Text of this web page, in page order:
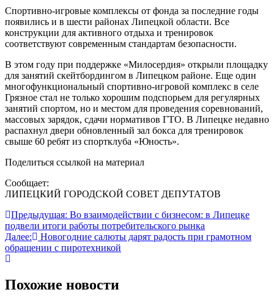
Спортивно-игровые комплексы от фонда за последние годы
появились и в шести районах Липецкой области. Все
конструкции для активного отдыха и тренировок
соответствуют современным стандартам безопасности.
В этом году при поддержке «Милосердия» открыли площадку
для занятий скейтбордингом в Липецком районе. Еще один
многофункциональный спортивно-игровой комплекс в cеле
Грязное стал не только хорошим подспорьем для регулярных
занятий спортом, но и местом для проведения соревнований,
массовых зарядок, сдачи нормативов ГТО. В Липецке недавно
распахнул двери обновленный зал бокса для тренировок
свыше 60 ребят из спортклуба «Юность».
Поделиться ссылкой на материал
Сообщает:
ЛИПЕЦКИЙ ГОРОДСКОЙ СОВЕТ ДЕПУТАТОВ
Навигация
по
записям
Предыдущая: Во взаимодействии с бизнесом: в Липецке
подвели итоги работы потребительского рынка
Далее:
Новогодние салюты дарят радость при грамотном
обращении с пиротехникой
Похожие новости